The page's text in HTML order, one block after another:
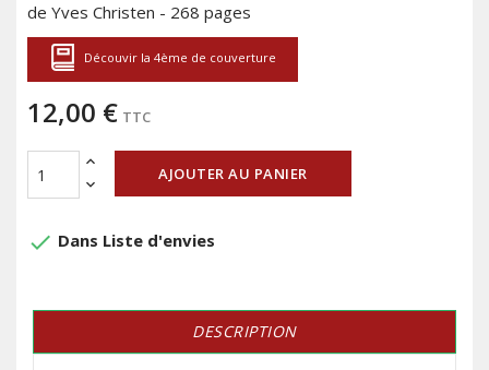
de Yves Christen - 268 pages
Découvir la 4ème de couverture
12,00 € TTC
AJOUTER AU PANIER
done Dans Liste d'envies
DESCRIPTION